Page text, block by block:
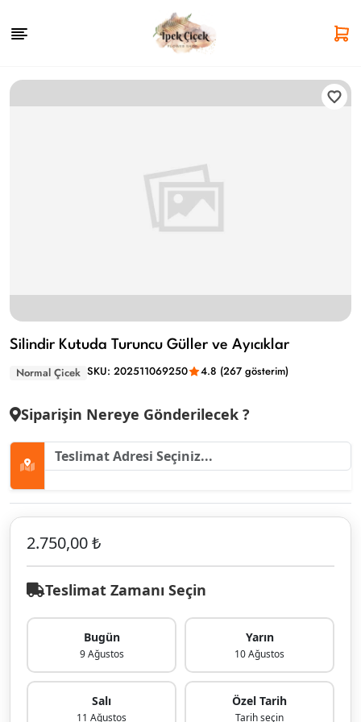
Silindir Kutuda Turuncu Güller ve Ayıcıklar
Normal Çicek SKU: 202511069250 4.8 (267 gösterim)
Siparişin Nereye Gönderilecek ?
2.750,00 ₺
Teslimat Zamanı Seçin
Bugün
9 Ağustos
Yarın
10 Ağustos
Salı
11 Ağustos
Özel Tarih
Tarih seçin